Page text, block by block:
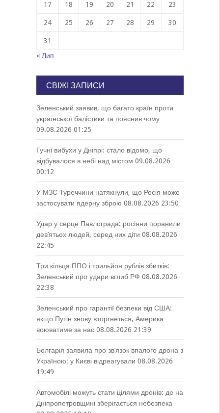
17 18 19 20 21 22 23
24 25 26 27 28 29 30
31
« Лип
СВІЖІ ЗАПИСИ
Зеленський заявив, що багато країн проти
української балістики та пояснив чому
09.08.2026 01:25
Гучні вибухи у Дніпрі: стало відомо, що
відбувалося в небі над містом 09.08.2026
00:12
У МЗС Туреччини натякнули, що Росія може
застосувати ядерну зброю 08.08.2026 23:50
Удар у серце Павлограда: росіяни поранили
дев’ятьох людей, серед них діти 08.08.2026
22:45
Три кільця ППО і трильйон рублів збитків:
Зеленський про удари вглиб РФ 08.08.2026
22:38
Зеленський про гарантії безпеки від США:
якщо Путін знову вторгнеться, Америка
воюватиме за нас 08.08.2026 21:39
Болгарія заявила про зв’язок впалого дрона з
Україною: у Києві відреагували 08.08.2026
19:49
Автомобілі можуть стати цілями дронів: де на
Дніпропетровщині зберігається небезпека